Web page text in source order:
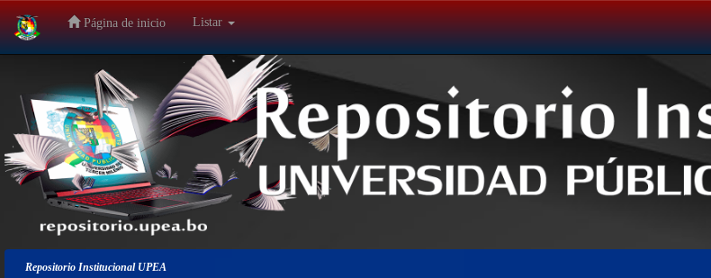
Salir
navegación
Página de inicio Listar
Repositorio Institucional UPEA